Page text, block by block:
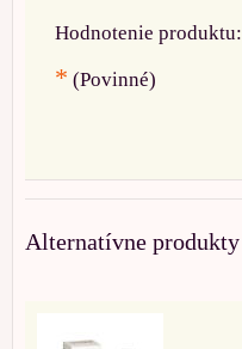
Hodnotenie produktu:
* (Povinné)
Alternatívne produkty